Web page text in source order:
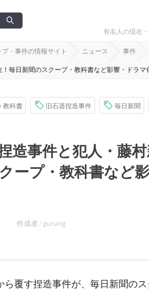
有名人の現在
・事件の情報サイト ニュース 事件
毎日新聞のスクープ・教科書など影響・ドラマ
教科書 旧石器捏造事件 毎日新聞
造事件と犯人・藤
ープ・教科書など
作成者 / gurung
覆す捏造事件が、毎日新聞のス